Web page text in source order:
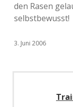
den Rasen
selbstbewusst!
3. Juni 2006